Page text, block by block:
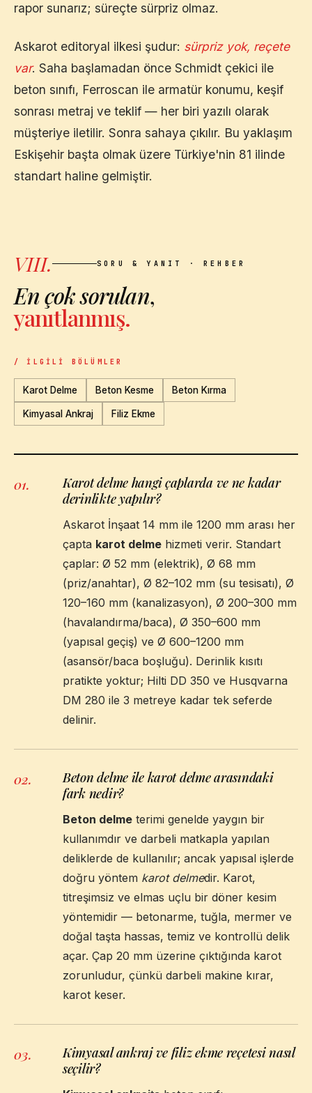
rapor sunarız; süreçte sürpriz olmaz.
Askarot editoryal ilkesi şudur: sürpriz yok, reçete
var. Saha başlamadan önce Schmidt çekici ile
beton sınıfı, Ferroscan ile armatür konumu, keşif
sonrası metraj ve teklif — her biri yazılı olarak
müşteriye iletilir. Sonra sahaya çıkılır. Bu yaklaşım
Eskişehir başta olmak üzere Türkiye'nin 81 ilinde
standart haline gelmiştir.
VIII. SORU & YANIT · REHBER
En çok sorulan,
yanıtlanmış.
/ İLGILI BÖLÜMLER
Karot Delme Beton Kesme Beton Kırma
Kimyasal Ankraj Filiz Ekme
01.
Karot delme hangi çaplarda ve ne kadar
derinlikte yapılır?
Askarot İnşaat 14 mm ile 1200 mm arası her
çapta karot delme hizmeti verir. Standart
çaplar: Ø 52 mm (elektrik), Ø 68 mm
(priz/anahtar), Ø 82–102 mm (su tesisatı), Ø
120–160 mm (kanalizasyon), Ø 200–300 mm
(havalandırma/baca), Ø 350–600 mm
(yapısal geçiş) ve Ø 600–1200 mm
(asansör/baca boşluğu). Derinlik kısıtı
pratikte yoktur; Hilti DD 350 ve Husqvarna
DM 280 ile 3 metreye kadar tek seferde
delinir.
02.
Beton delme ile karot delme arasındaki
fark nedir?
Beton delme terimi genelde yaygın bir
kullanımdır ve darbeli matkapla yapılan
deliklerde de kullanılır; ancak yapısal işlerde
doğru yöntem karot delmedir. Karot,
titreşimsiz ve elmas uçlu bir döner kesim
yöntemidir — betonarme, tuğla, mermer ve
doğal taşta hassas, temiz ve kontrollü delik
açar. Çap 20 mm üzerine çıktığında karot
zorunludur, çünkü darbeli makine kırar,
karot keser.
03.
Kimyasal ankraj ve filiz ekme reçetesi nasıl
seçilir?